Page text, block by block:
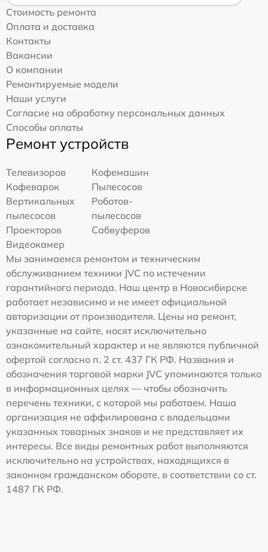
Стоимость ремонта
Оплата и доставка
Контакты
Вакансии
О компании
Ремонтируемые модели
Наши услуги
Согласие на обработку персональных данных
Способы оплаты
Ремонт устройств
Телевизоров
Кофемашин
Кофеварок
Пылесосов
Вертикальных
пылесосов
Роботов-
пылесосов
Проекторов
Сабвуферов
Видеокамер
Мы занимаемся ремонтом и техническим
обслуживанием техники JVC по истечении
гарантийного периода. Наш центр в Новосибирске
работает независимо и не имеет официальной
авторизации от производителя. Цены на ремонт,
указанные на сайте, носят исключительно
ознакомительный характер и не являются публичной
офертой согласно п. 2 ст. 437 ГК РФ. Названия и
обозначения торговой марки JVC упоминаются только
в информационных целях — чтобы обозначить
перечень техники, с которой мы работаем. Наша
организация не аффилирована с владельцами
указанных товарных знаков и не представляет их
интересы. Все виды ремонтных работ выполняются
исключительно на устройствах, находящихся в
законном гражданском обороте, в соответствии со ст.
1487 ГК РФ.